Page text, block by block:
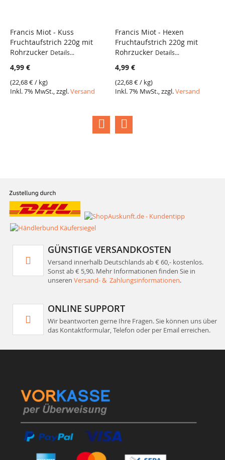
Francis Miot - Kuss
Fruchtaufstrich 220g mit
Rohrzucker Details...
4,99 €
(22,68 €/ kg)
Inkl. 7% MwSt., zzgl.Versand
Francis Miot - Hexen
Fruchtaufstrich 220g mit
Rohrzucker Details...
4,99 €
(22,68 €/ kg)
Inkl. 7% MwSt., zzgl.Versand
GÜNSTIGE VERSANDKOSTEN
Versand innerhalb Deutschlands ab € 60,- kostenlos.
Sonst ab € 5,90. Mehr Informationen finden Sie in
unseren Versand- & Zahlungsinformationen.
ONLINE SUPPORT
Wir beantworten gerne Ihre Fragen. Sie können uns über
das Kontaktformular, Telefon oder per Email erreichen.